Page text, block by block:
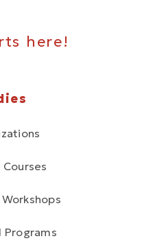
here!
Programs